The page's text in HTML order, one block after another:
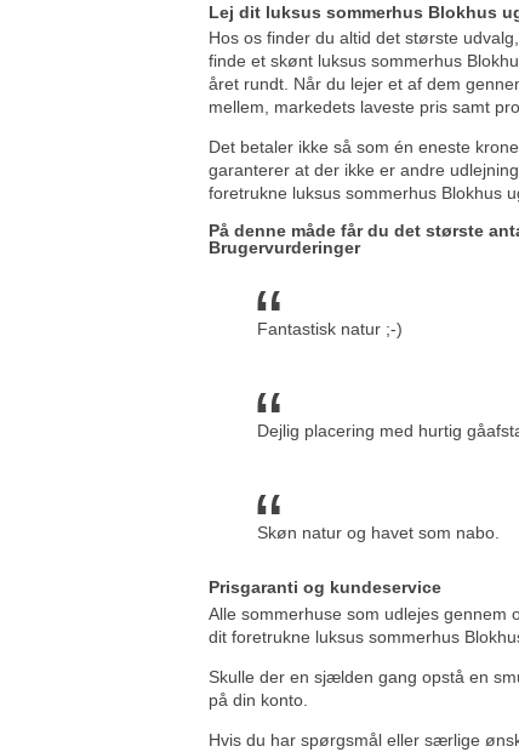
Lej dit luksus sommerhus Blokhus
Hos os finder du altid det største
finde et skønt luksus sommerhus
året rundt. Når du lejer et af dem
mellem, markedets laveste pris samt
Det betaler ikke så som én eneste
garanterer at der ikke er andre
foretrukne luksus sommerhus Blokhus
På denne måde får du det største
Brugervurderinger
Fantastisk natur ;-)
Dejlig placering med hurtig
Skøn natur og havet som nabo.
Prisgaranti og kundeservice
Alle sommerhuse som udlejes gennem
dit foretrukne luksus sommerhus
Skulle der en sjælden gang opstå en
på din konto.
Hvis du har spørgsmål eller særlige